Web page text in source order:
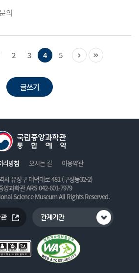
의
2 3 4 5
글쓰기
리방침 오시는 길
이용약관
시 유성구 대덕대로 481 (구성동32-2)
앙과학관 ARS 042-601-7979
Science Museum All Rights Reserved.
관계기관